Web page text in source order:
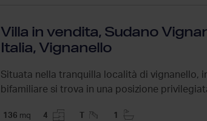
Villa in vendita, Sudano
Italia, Vignanello
Situata nella tranquilla località di vignanello,
bifamiliare si trova in una posizione
136 mq 4 1